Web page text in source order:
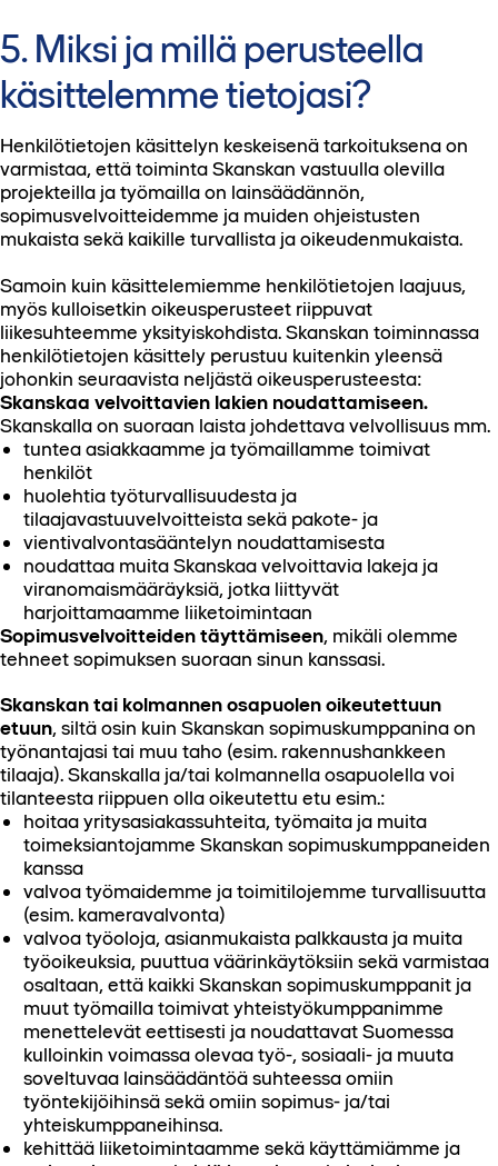
5. Miksi ja millä perusteella
käsittelemme tietojasi?
Henkilötietojen käsittelyn keskeisenä tarkoituksena on
varmistaa, että toiminta Skanskan vastuulla olevilla
projekteilla ja työmailla on lainsäädännön,
sopimusvelvoitteidemme ja muiden ohjeistusten
mukaista sekä kaikille turvallista ja oikeudenmukaista.
Samoin kuin käsittelemiemme henkilötietojen laajuus,
myös kulloisetkin oikeusperusteet riippuvat
liikesuhteemme yksityiskohdista. Skanskan toiminnassa
henkilötietojen käsittely perustuu kuitenkin yleensä
johonkin seuraavista neljästä oikeusperusteesta:
Skanskaa velvoittavien lakien noudattamiseen.
Skanskalla on suoraan laista johdettava velvollisuus mm.
tuntea asiakkaamme ja työmaillamme toimivat
henkilöt
huolehtia työturvallisuudesta ja
tilaajavastuuvelvoitteista sekä pakote- ja
vientivalvontasääntelyn noudattamisesta
noudattaa muita Skanskaa velvoittavia lakeja ja
viranomaismääräyksiä, jotka liittyvät
harjoittamaamme liiketoimintaan
Sopimusvelvoitteiden täyttämiseen, mikäli olemme
tehneet sopimuksen suoraan sinun kanssasi.
Skanskan tai kolmannen osapuolen oikeutettuun
etuun, siltä osin kuin Skanskan sopimuskumppanina on
työnantajasi tai muu taho (esim. rakennushankkeen
tilaaja). Skanskalla ja/tai kolmannella osapuolella voi
tilanteesta riippuen olla oikeutettu etu esim.:
hoitaa yritysasiakassuhteita, työmaita ja muita
toimeksiantojamme Skanskan sopimuskumppaneiden
kanssa
valvoa työmaidemme ja toimitilojemme turvallisuutta
(esim. kameravalvonta)
valvoa työoloja, asianmukaista palkkausta ja muita
työoikeuksia, puuttua väärinkäytöksiin sekä varmistaa
osaltaan, että kaikki Skanskan sopimuskumppanit ja
muut työmailla toimivat yhteistyökumppanimme
menettelevät eettisesti ja noudattavat Suomessa
kulloinkin voimassa olevaa työ-, sosiaali- ja muuta
soveltuvaa lainsäädäntöä suhteessa omiin
työntekijöihinsä sekä omiin sopimus- ja/tai
yhteiskumppaneihinsa.
kehittää liiketoimintaamme sekä käyttämiämme ja